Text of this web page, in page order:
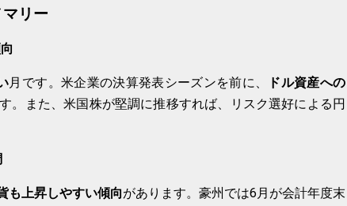
リー
月です。米企業の決算発表シーズンを前に、
ドル資産への
。また、米国株が堅調に推移すれば、リスク選好による円
も上昇しやすい傾向があります。豪州では6月が会計年度末